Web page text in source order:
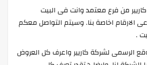
من فرع معتمد وانت فى البيت
الارقام اخاصة بنا. وسيتم التواصل معكم
.
الرسمى لشركة كاريير واعرف كل العروض